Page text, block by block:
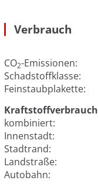
Verbrauch
CO2-Emissionen:
Schadstoffklasse:
Feinstaubplakette:
Kraftstoffverbrauch
kombiniert:
Innenstadt:
Stadtrand:
Landstraße:
Autobahn: